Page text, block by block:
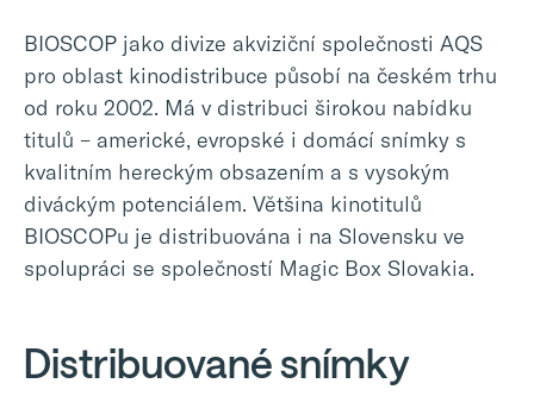
BIOSCOP jako divize akviziční společnosti AQS
pro oblast kinodistribuce působí na českém trhu
od roku 2002. Má v distribuci širokou nabídku
titulů – americké, evropské i domácí snímky s
kvalitním hereckým obsazením a s vysokým
diváckým potenciálem. Většina kinotitulů
BIOSCOPu je distribuována i na Slovensku ve
spolupráci se společností Magic Box Slovakia.
Distribuované snímky